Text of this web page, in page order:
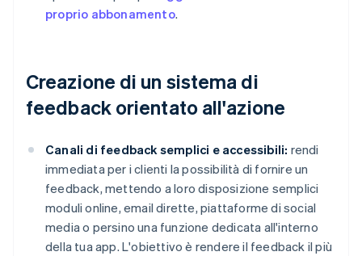
proprio abbonamento.
Creazione di un sistema di
feedback orientato all'azione
Canali di feedback semplici e accessibili: rendi
immediata per i clienti la possibilità di fornire un
feedback, mettendo a loro disposizione semplici
moduli online, email dirette, piattaforme di social
media o persino una funzione dedicata all'interno
della tua app. L'obiettivo è rendere il feedback il più